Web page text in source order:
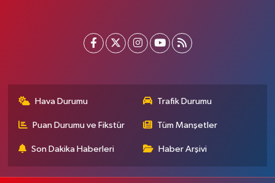
Hava Durumu Trafik Durumu
Puan Durumu ve Fikstür Tüm Manşetler
Son Dakika Haberleri Haber Arşivi